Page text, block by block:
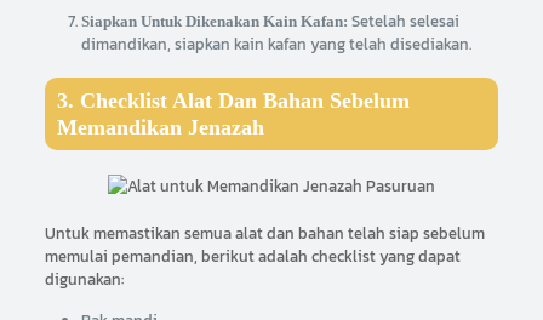
Siapkan Untuk Dikenakan Kain Kafan: Setelah selesai
dimandikan, siapkan kain kafan yang telah disediakan.
3. Checklist Alat Dan Bahan Sebelum
Memandikan Jenazah
Untuk memastikan semua alat dan bahan telah siap sebelum
memulai pemandian, berikut adalah checklist yang dapat
digunakan: